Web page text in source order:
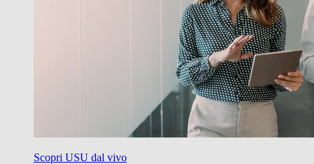
Scopri USU dal vivo